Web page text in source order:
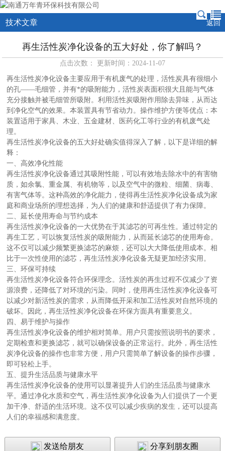
技术文章 返回
再生活性炭净化设备的五大好处，你了解吗？
点击次数： 更新时间：2024-11-07
再生活性炭净化设备主要应用于有机废气的处理，活性炭具有很细小
的孔——毛细管，并有*的吸附能力，活性炭表面积很大且能与气体
充分接触并被毛细管所吸附。利用活性炭吸附作用除去异味，从而达
到净化空气的效果。本装置具有节省动力。操作维护方便等优点：本
装置适用于家具、木业、五金建材、医药化工等行业的有机废气处
理。
再生活性炭净化设备的五大好处确实值得深入了解，以下是详细的解
释：
一、高效净化性能
再生活性炭净化设备通过其吸附性能，可以有效地去除水中的有害物
质，如余氯、重金属、有机物等，以及空气中的微粒、细菌、病毒、
有害气体等。这种高效的净化能力，使得再生活性炭净化设备成为家
庭和商业场所的理想选择，为人们的健康和舒适提供了有力保障。
二、延长使用寿命与节约成本
再生活性炭净化设备的一大优势在于其滤芯的可再生性。通过特定的
再生工艺，可以恢复活性炭的吸附能力，从而延长滤芯的使用寿命。
这不仅可以减少频繁更换滤芯的麻烦，还可以大大降低使用成本。相
比于一次性使用的滤芯，再生活性炭净化设备无疑更加经济实用。
三、环保可持续
再生活性炭净化设备符合环保理念。活性炭的再生过程不仅减少了资
源浪费，还降低了对环境的污染。同时，使用再生活性炭净化设备可
以减少对新活性炭的需求，从而降低开采和加工活性炭对自然环境的
破坏。因此，再生活性炭净化设备在环保方面具有重要意义。
四、易于维护与操作
再生活性炭净化设备的维护相对简单。用户只需按照说明书的要求，
定期检查和更换滤芯，就可以确保设备的正常运行。此外，再生活性
炭净化设备的操作也非常方便，用户只需简单了解设备的操作步骤，
即可轻松上手。
五、提升生活品质与健康水平
再生活性炭净化设备的使用可以显著提升人们的生活品质与健康水
平。通过净化水质和空气，再生活性炭净化设备为人们提供了一个更
加干净、舒适的生活环境。这不仅可以减少疾病的发生，还可以提高
人们的幸福感和满意度。
发送给朋友 分享到朋友圈